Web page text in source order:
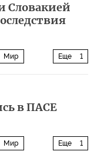
Словакией
Еще 1
Мир
в ПАСЕ
Еще 1
Мир